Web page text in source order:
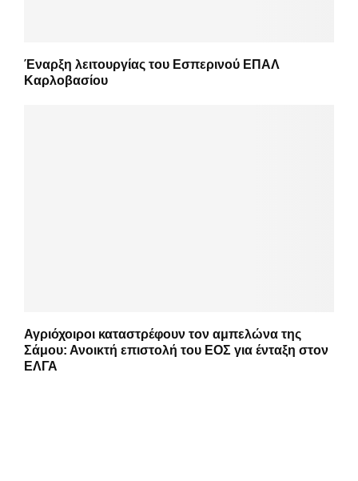
Έναρξη λειτουργίας του Εσπερινού ΕΠΑΛ
Καρλοβασίου
Αγριόχοιροι καταστρέφουν τον αμπελώνα της
Σάμου: Ανοικτή επιστολή του ΕΟΣ για ένταξη στον
ΕΛΓΑ